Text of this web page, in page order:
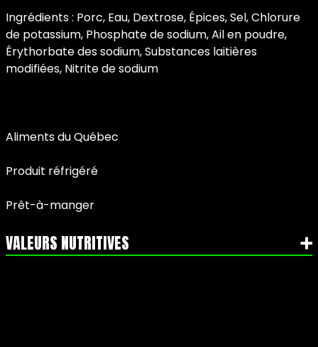
Ingrédients : Porc, Eau, Dextrose, Épices, Sel, Chlorure
de potassium, Phosphate de sodium, Ail en poudre,
Érythorbate des sodium, Substances laitières
modifiées, Nitrite de sodium
Aliments du Québec
Produit réfrigéré
Prêt-à-manger
VALEURS NUTRITIVES